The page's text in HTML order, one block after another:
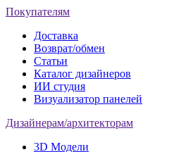
Покупателям
Доставка
Возврат/обмен
Статьи
Каталог дизайнеров
ИИ студия
Визуализатор панелей
Дизайнерам/архитекторам
3D Модели